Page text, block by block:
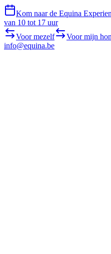
Kom naar de Equina
van 10 tot 17 uur
Voor mezelf
Voor mijn
info@equina.be